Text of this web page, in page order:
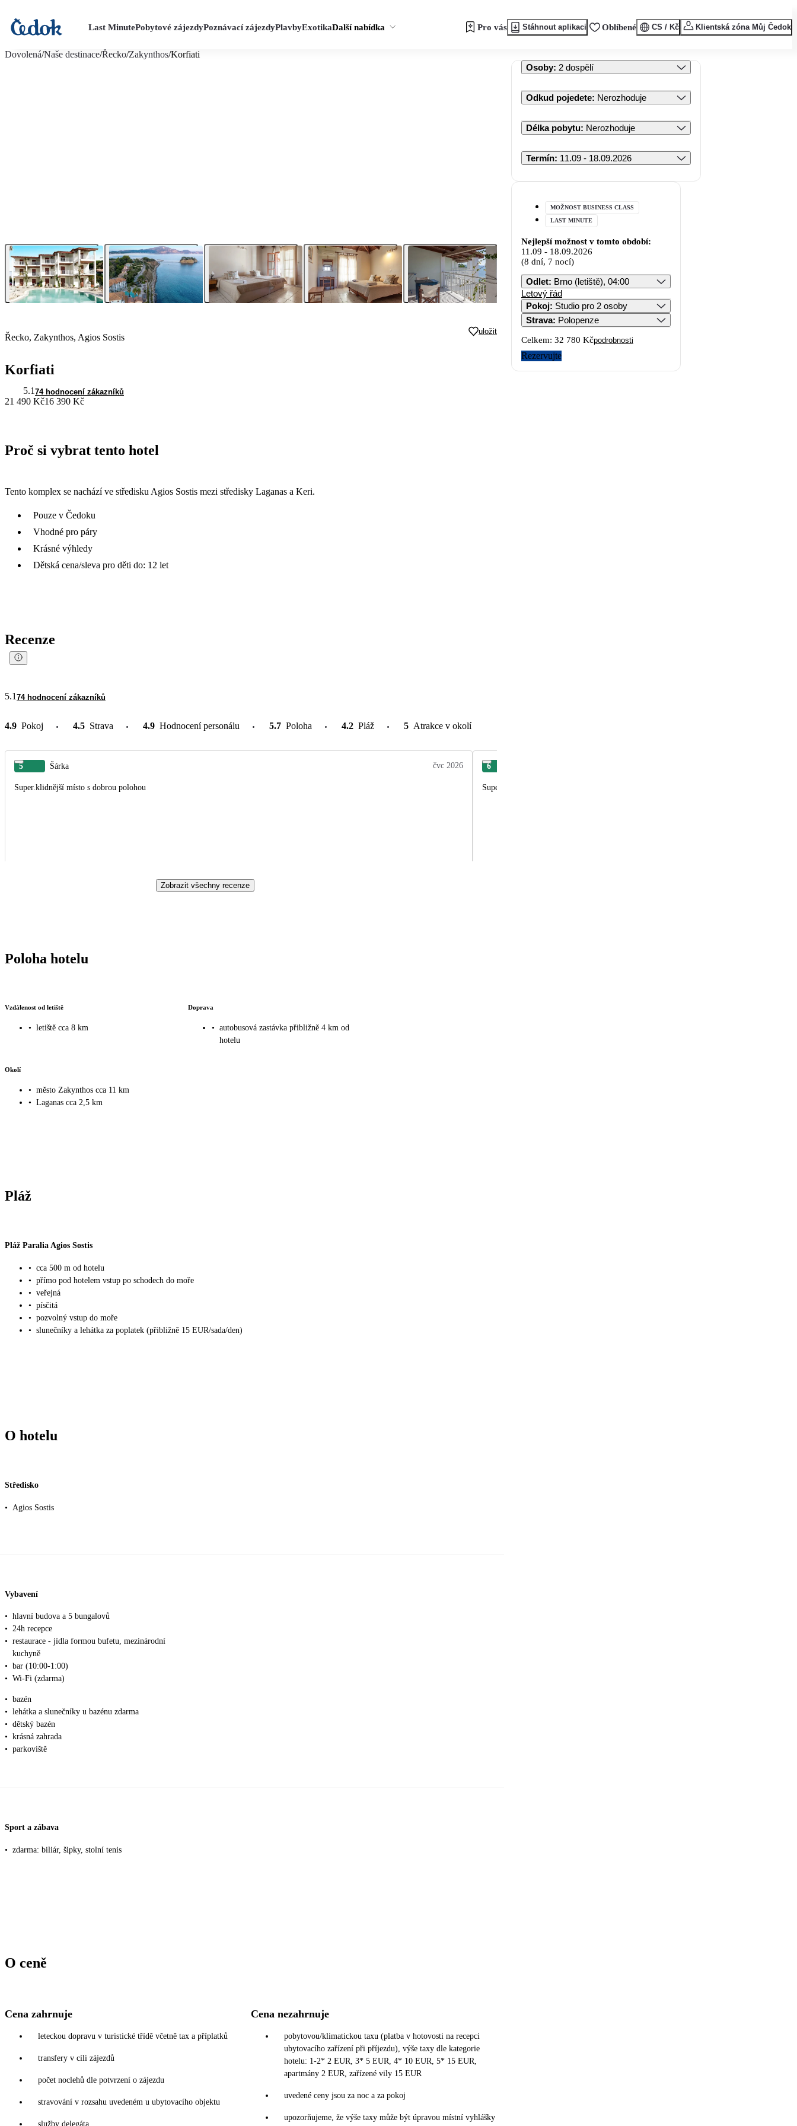
Last MinutePobytové zájezdyPoznávací zájezdyPlavbyExotikaDalší nabídka Pro vás Stáhnout aplikaci Oblíbené CS / Kč Klientská zóna Můj Čedok
Dovolená/Naše destinace/Řecko/Zakynthos/Korfiati
Řecko, Zakynthos, Agios Sostis
uložit
Korfiati
5.1 74 hodnocení zákazníků
21 490 Kč16 390 Kč
Proč si vybrat tento hotel
Tento komplex se nachází ve středisku Agios Sostis mezi středisky Laganas a Keri.
Pouze v Čedoku
Vhodné pro páry
Krásné výhledy
Dětská cena/sleva pro děti do: 12 let
Recenze
5.1 74 hodnocení zákazníků
4.9 Pokoj 4.5 Strava 4.9 Hodnocení personálu 5.7 Poloha 4.2 Pláž 5 Atrakce v okolí
5 Šárka čvc 2026
Super.klidnější místo s dobrou polohou
6
Super
Zobrazit všechny recenze
Poloha hotelu
Vzdálenost od letiště
• letiště cca 8 km
Doprava
• autobusová zastávka přibližně 4 km od
hotelu
Okolí
• město Zakynthos cca 11 km
• Laganas cca 2,5 km
Pláž
Pláž Paralia Agios Sostis
• cca 500 m od hotelu
• přímo pod hotelem vstup po schodech do moře
• veřejná
• písčitá
• pozvolný vstup do moře
• slunečníky a lehátka za poplatek (přibližně 15 EUR/sada/den)
O hotelu
Středisko
• Agios Sostis
Vybavení
• hlavní budova a 5 bungalovů
• 24h recepce
• restaurace - jídla formou bufetu, mezinárodní
kuchyně
• bar (10:00-1:00)
• Wi-Fi (zdarma)
• bazén
• lehátka a slunečníky u bazénu zdarma
• dětský bazén
• krásná zahrada
• parkoviště
Sport a zábava
• zdarma: biliár, šipky, stolní tenis
O ceně
Cena zahrnuje
leteckou dopravu v turistické třídě včetně tax a příplatků
transfery v cíli zájezdů
počet noclehů dle potvrzení o zájezdu
stravování v rozsahu uvedeném u ubytovacího objektu
služby delegáta
Cena nezahrnuje
pobytovou/klimatickou taxu (platba v hotovosti na recepci
ubytovacího zařízení při příjezdu), výše taxy dle kategorie
hotelu: 1-2* 2 EUR, 3* 5 EUR, 4* 10 EUR, 5* 15 EUR,
apartmány 2 EUR, zařízené vily 15 EUR
uvedené ceny jsou za noc a za pokoj
upozorňujeme, že výše taxy může být úpravou místní vyhlášky
Osoby: 2 dospělí
Odkud pojedete: Nerozhoduje
Délka pobytu: Nerozhoduje
Termín: 11.09 - 18.09.2026
MOŽNOST BUSINESS CLASS
LAST MINUTE
Nejlepší možnost v tomto období:
11.09 - 18.09.2026
(8 dní, 7 nocí)
Odlet: Brno (letiště), 04:00
Letový řád
Pokoj: Studio pro 2 osoby
Strava: Polopenze
Celkem: 32 780 Kčpodrobnosti
Rezervujte